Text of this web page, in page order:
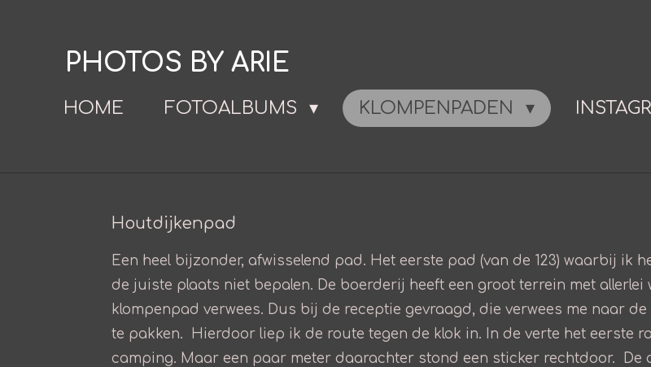
hoofdinhoud
PHOTOS BY ARIE
HOME FOTOALBUMS KLOMPENPADEN
Houtdijkenpad
Een heel bijzonder, afwisselend pad. Het eerste pad (van de 123) waarbij ik
de juiste plaats niet bepalen. De boerderij heeft een groot terrein met
klompenpad verwees. Dus bij de receptie gevraagd, die verwees me naar
te pakken. Hierdoor liep ik de route tegen de klok in. In de verte het eerste
camping. Maar een paar meter daarachter stond een sticker rechtdoor.